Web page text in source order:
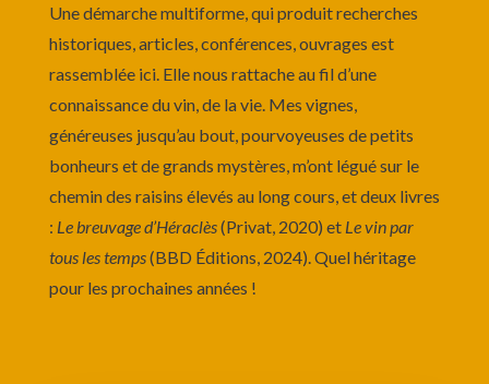
Une démarche multiforme, qui produit recherches
historiques, articles, conférences, ouvrages est
rassemblée ici. Elle nous rattache au fil d’une
connaissance du vin, de la vie. Mes vignes,
généreuses jusqu’au bout, pourvoyeuses de petits
bonheurs et de grands mystères, m’ont légué sur le
chemin des raisins élevés au long cours, et deux livres
: Le breuvage d’Héraclès(Privat, 2020) et Le vin par
tous les temps(BBD Éditions, 2024). Quel héritage
pour les prochaines années !